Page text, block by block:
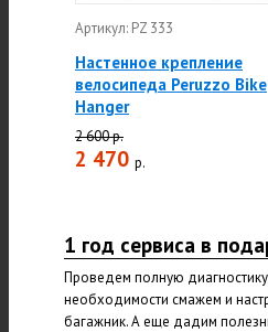
Артикул: PZ 333
Настенное крепление
велосипеда Peruzzo Bike
Hanger
2 600 р.
2 470 р.
1 год сервиса в
Проведем полную
необходимости смажем и
багажник. А еще дадим